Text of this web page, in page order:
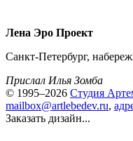
Лена Эро Проект
Cанкт-Петербург,
Прислал Илья Зомба
© 1995–2026 Студия
mailbox@artlebedev.ru,
Заказать дизайн...